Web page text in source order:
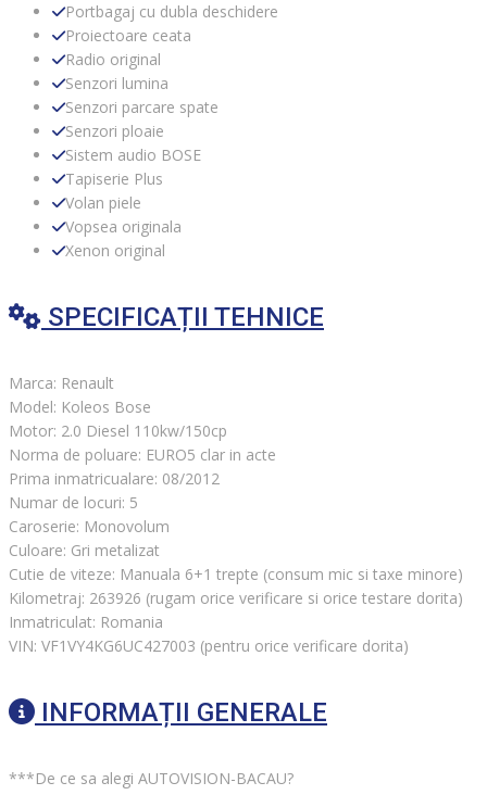
Portbagaj cu dubla deschidere
Proiectoare ceata
Radio original
Senzori lumina
Senzori parcare spate
Senzori ploaie
Sistem audio BOSE
Tapiserie Plus
Volan piele
Vopsea originala
Xenon original
SPECIFICAȚII TEHNICE
Marca: Renault
Model: Koleos Bose
Motor: 2.0 Diesel 110kw/150cp
Norma de poluare: EURO5 clar in acte
Prima inmatricualare: 08/2012
Numar de locuri: 5
Caroserie: Monovolum
Culoare: Gri metalizat
Cutie de viteze: Manuala 6+1 trepte (consum mic si taxe minore)
Kilometraj: 263926 (rugam orice verificare si orice testare dorita)
Inmatriculat: Romania
VIN: VF1VY4KG6UC427003 (pentru orice verificare dorita)
INFORMAȚII GENERALE
***De ce sa alegi AUTOVISION-BACAU?